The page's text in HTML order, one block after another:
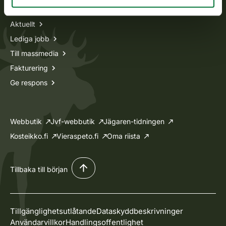
Aktuellt
Lediga jobb
Till massmedia
Fakturering
Ge respons
Webbutik Jvf-webbutik
Jägaren-tidningen
Kosteikko.fi
Vieraspeto.fi Oma riista
Tillbaka till början
TillgänglighetsutlåtandeDataskyddbeskrivninger
AnvändarvillkorHandlingsoffentlighet